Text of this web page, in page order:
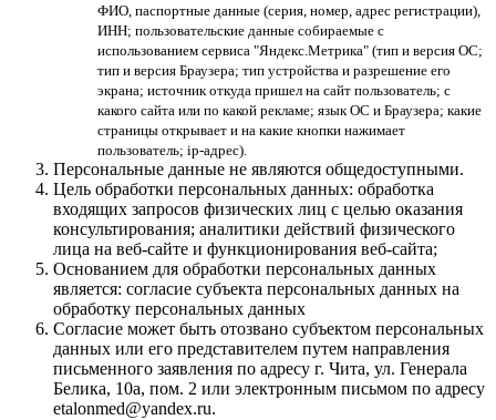
ФИО, паспортные данные (серия, номер, адрес регистрации),
ИНН; пользовательские данные собираемые с
использованием сервиса "Яндекс.Метрика" (тип и версия ОС;
тип и версия Браузера; тип устройства и разрешение его
экрана; источник откуда пришел на сайт пользователь; с
какого сайта или по какой рекламе; язык ОС и Браузера; какие
страницы открывает и на какие кнопки нажимает
пользователь; ip-адрес).
Персональные данные не являются общедоступными.
Цель обработки персональных данных: обработка
входящих запросов физических лиц с целью оказания
консультирования; аналитики действий физического
лица на веб-сайте и функционирования веб-сайта;
Основанием для обработки персональных данных
является: согласие субъекта персональных данных на
обработку персональных данных
Согласие может быть отозвано субъектом персональных
данных или его представителем путем направления
письменного заявления по адресу г. Чита, ул. Генерала
Белика, 10а, пом. 2 или электронным письмом по адресу
etalonmed@yandex.ru.